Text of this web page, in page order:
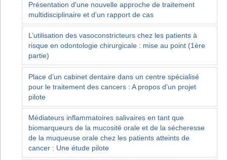
Présentation d'une nouvelle approche de traitement
multidisciplinaire et d'un rapport de cas
L’utilisation des vasoconstricteurs chez les patients à
risque en odontologie chirurgicale : mise au point (1ère
partie)
Place d’un cabinet dentaire dans un centre spécialisé
pour le traitement des cancers : A propos d’un projet
pilote
Médiateurs inflammatoires salivaires en tant que
biomarqueurs de la mucosité orale et de la sécheresse
de la muqueuse orale chez les patients atteints de
cancer : Une étude pilote